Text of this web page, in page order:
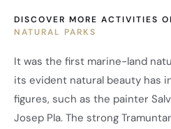
DISCOVER MORE ACTIVITIES
NATURAL PARKS
It was the first marine-land
its evident natural beauty has
figures, such as the painter
Josep Pla. The strong